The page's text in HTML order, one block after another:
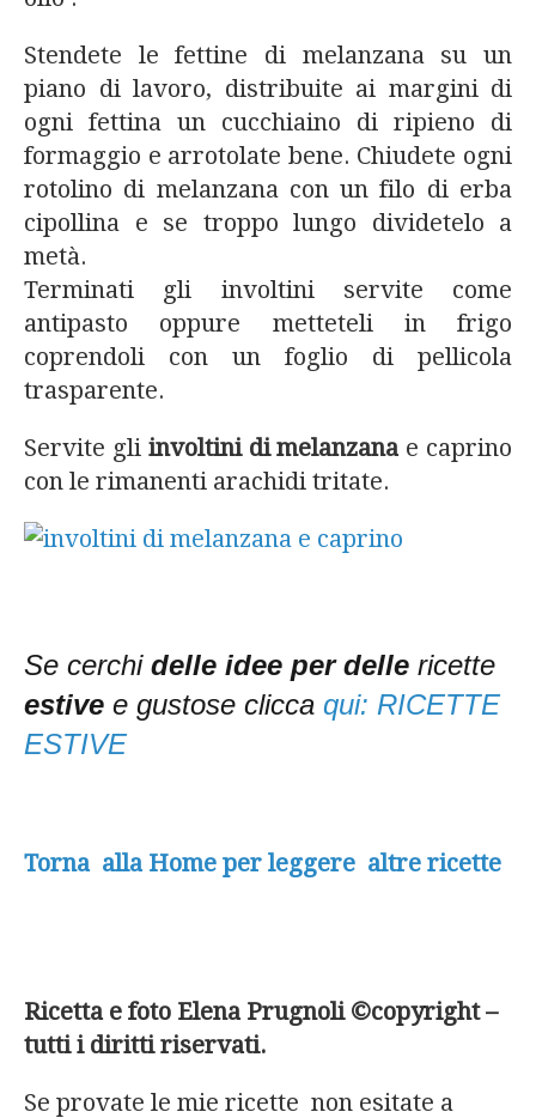
Stendete le fettine di melanzana su un
piano di lavoro, distribuite ai margini di
ogni fettina un cucchiaino di ripieno di
formaggio e arrotolate bene. Chiudete ogni
rotolino di melanzana con un filo di erba
cipollina e se troppo lungo dividetelo a
metà.
Terminati gli involtini servite come
antipasto oppure metteteli in frigo
coprendoli con un foglio di pellicola
trasparente.
Servite gli involtini di melanzana e caprino
con le rimanenti arachidi tritate.
Se cerchi delle idee per delle ricette
estive e gustose clicca qui: RICETTE
ESTIVE
Torna alla Home per leggere altre ricette
Ricetta e foto Elena Prugnoli ©copyright –
tutti i diritti riservati.
Se provate le mie ricette non esitate a